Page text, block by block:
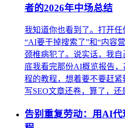
者的2026年中场总结
我知道你也看到了。打开
“AI要干掉搜索了”和“内容
颈椎病犯了。说实话，我
底我看完那份AI概览报告
程的教程，想着要不要赶
写SEO文章还卷，算了，还
告别重复劳动：用AI